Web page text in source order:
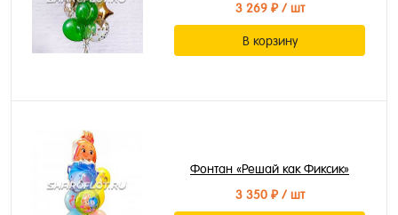
3 269 ₽/ шт
В корзину
Фонтан «Решай как Фиксик»
3 350 ₽/ шт